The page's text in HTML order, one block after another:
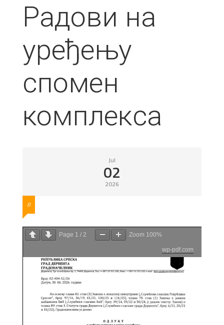
Радови на
уређењу
спомен
комплекса
Jul
02
2026
8
Page 1 / 2 Zoom 100%
wp-pdf.com